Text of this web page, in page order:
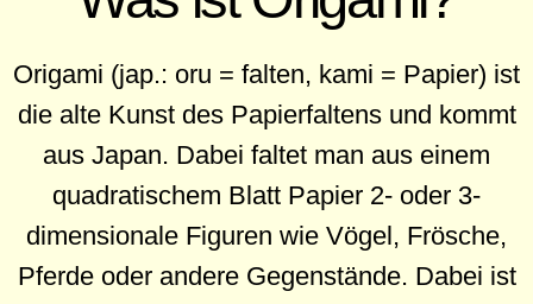
Origami (jap.: oru = falten, kami = Papier) ist
die alte Kunst des Papierfaltens und kommt
aus Japan. Dabei faltet man aus einem
quadratischem Blatt Papier 2- oder 3-
dimensionale Figuren wie Vögel, Frösche,
Pferde oder andere Gegenstände. Dabei ist